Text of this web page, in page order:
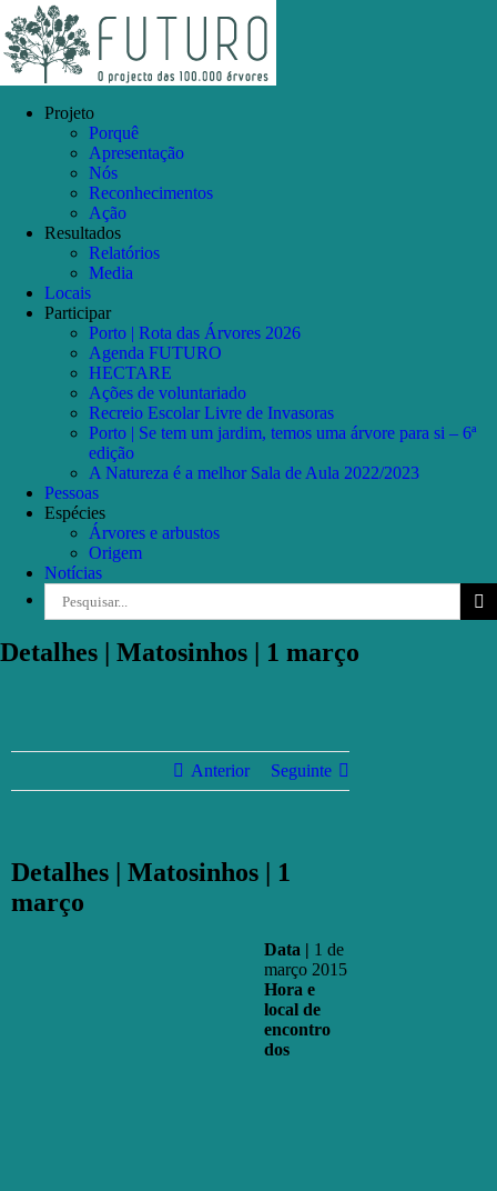
to
content
Facebook
Instagram
YouTube
Projeto
Porquê
Apresentação
Nós
Reconhecimentos
Ação
Resultados
Relatórios
Media
Locais
Participar
Porto | Rota das Árvores 2026
Agenda FUTURO
HECTARE
Ações de voluntariado
Recreio Escolar Livre de Invasoras
Porto | Se tem um jardim, temos uma árvore para si – 6ª
edição
A Natureza é a melhor Sala de Aula 2022/2023
Pessoas
Espécies
Árvores e arbustos
Origem
Notícias
Detalhes | Matosinhos | 1 março
Anterior Seguinte
Detalhes | Matosinhos | 1
março
Data | 1 de
março 2015
Hora e
local de
encontro
dos